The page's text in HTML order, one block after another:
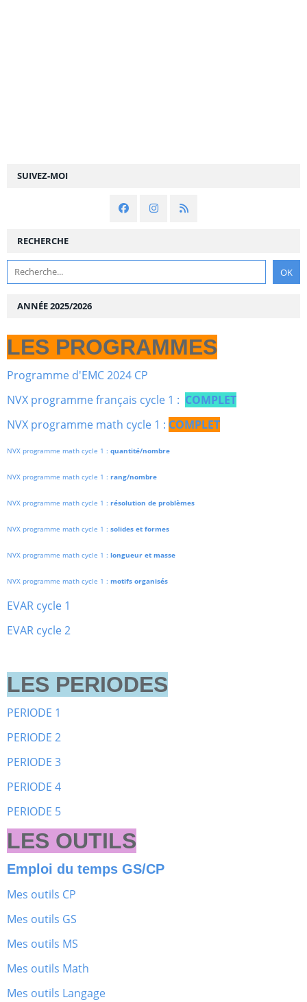
SUIVEZ-MOI
RECHERCHE
ANNÉE 2025/2026
LES PROGRAMMES
Programme d'EMC 2024 CP
NVX programme français cycle 1 : COMPLET
NVX programme math cycle 1 : COMPLET
NVX programme math cycle 1 : quantité/nombre
NVX programme math cycle 1 : rang/nombre
NVX programme math cycle 1 : résolution de problèmes
NVX programme math cycle 1 : solides et formes
NVX programme math cycle 1 : longueur et masse
NVX programme math cycle 1 : motifs organisés
EVAR cycle 1
EVAR cycle 2
LES PERIODES
PERIODE 1
PERIODE 2
PERIODE 3
PERIODE 4
PERIODE 5
LES OUTILS
Emploi du temps GS/CP
Mes outils CP
Mes outils GS
Mes outils MS
Mes outils Math
Mes outils Langage